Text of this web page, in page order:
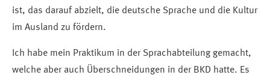
ist, das darauf abzielt, die deutsche Sprache und die Kultur
im Ausland zu fördern.
Ich habe mein Praktikum in der Sprachabteilung gemacht,
welche aber auch Überschneidungen in der BKD hatte. Es